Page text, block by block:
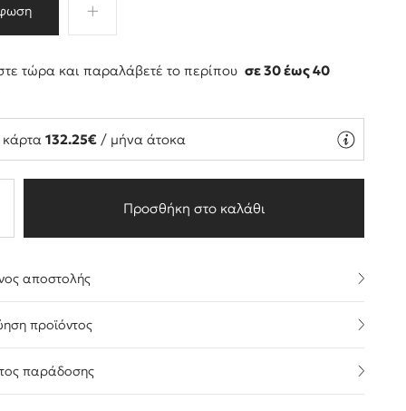
τώρα και παραλάβετέ το περίπου σε 30 έως 40
κάρτα132.25€ / μήνα άτοκα
Προσθήκη στο καλάθι
αποστολής
προϊόντος
παράδοσης